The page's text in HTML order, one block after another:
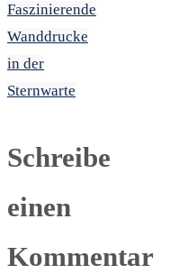
Faszinierende
Wanddrucke
in der
Sternwarte
Schreibe
einen
Kommentar